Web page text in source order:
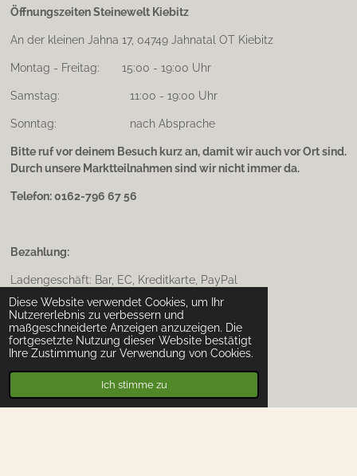
Diese Website verwendet Cookies, um Ihr
Nutzererlebnis zu verbessern und
maßgeschneiderte Anzeigen anzuzeigen. Die
fortgesetzte Nutzung dieser Website bestätigt
Ihre Zustimmung zur Verwendung von Cookies.
Ich stimme zu
Öffnungszeiten Steinewelt Kiebitz
An der kleinen Jahna 17, 04749 Jahnatal OT Kiebitz
Montag - Freitag: 15:00 - 19:00 Uhr
Samstag: 11:00 - 19:00 Uhr
Sonntag: nach Absprache
Bitte ruf vor deinem Besuch kurz an, damit wir auch vor Ort sind.
Durch unsere Marktteilnahmen sind wir nicht immer da.
Telefon: 0162-796 67 56
Bezahlung:
Ladengeschäft: Bar, EC, Kreditkarte, PayPal
Onlineshop: Überweisung, Kreditkarte, PayPal
bei Abholung: Bar, EC, Kreditkarte
Widerrufsrecht / Rücksendung